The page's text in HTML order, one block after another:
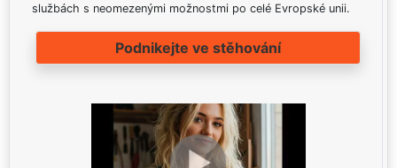
službách s neomezenými možnostmi po celé Evropské unii.
Podnikejte ve stěhování